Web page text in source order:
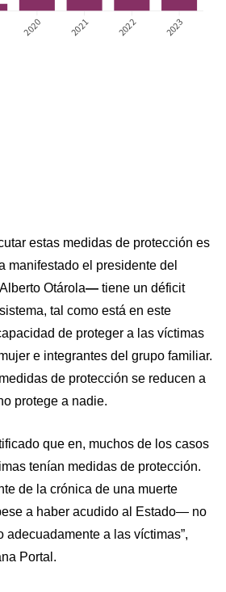
estas medidas de protección es
manifestado el presidente del
Otárola— tiene un déficit
tal como está en este
de proteger a las víctimas
e integrantes del grupo familiar.
de protección se reducen a
protege a nadie.
que en, muchos de los casos
tenían medidas de protección.
de la crónica de una muerte
a haber acudido al Estado— no
adecuadamente a las víctimas”,
Portal.